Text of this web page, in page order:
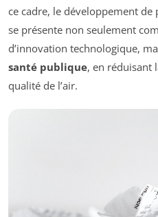
ce cadre, le développement de
se présente non seulement
d’innovation technologique,
santé publique, en réduisant
qualité de l’air.